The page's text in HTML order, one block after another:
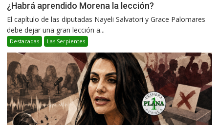
¿Habrá aprendido Morena la lección?
El capítulo de las diputadas Nayeli Salvatori y Grace Palomares
debe dejar una gran lección a...
Destacadas Las Serpientes